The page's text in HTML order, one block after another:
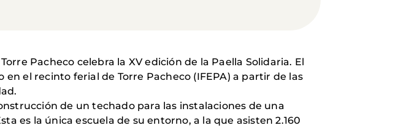
Pacheco celebra la XV edición de la Paella Solidaria. El
el recinto ferial de Torre Pacheco (IFEPA) a partir de las
de un techado para las instalaciones de una
es la única escuela de su entorno, a la que asisten 2.160